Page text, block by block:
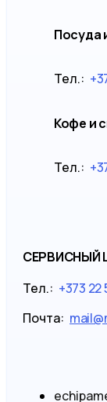
Посуда
Тел.:
Кофе и
Тел.:
СЕРВИСНЫЙ
Тел.: +373 22
Почта: